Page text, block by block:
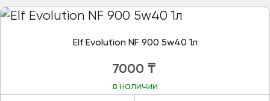
Elf Evolution NF 900 5w40 1л
7000 ₸
в наличии